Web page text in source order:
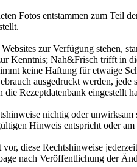
Fotos entstammen zum Teil
zur Verfügung stehen,
Kenntnis; Nah&Frisch trifft in
keine Haftung für etwaige
ausgedruckt werden,
die Rezeptdatenbank eingestellt
nichtig oder
Hinweis entspricht oder am
diese Rechtshinweise
nach Veröffentlichung der